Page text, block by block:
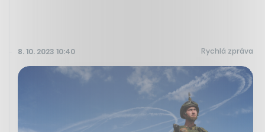
8. 10. 2023 10:40 Rychlá zpráva